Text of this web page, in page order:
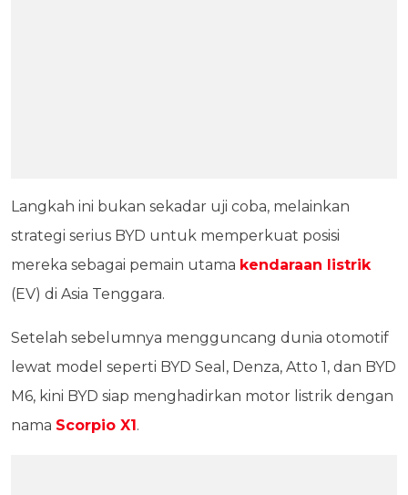
Langkah ini bukan sekadar uji coba, melainkan
strategi serius BYD untuk memperkuat posisi
mereka sebagai pemain utama kendaraan listrik
(EV) di Asia Tenggara.
Setelah sebelumnya mengguncang dunia otomotif
lewat model seperti BYD Seal, Denza, Atto 1, dan BYD
M6, kini BYD siap menghadirkan motor listrik dengan
nama Scorpio X1 .